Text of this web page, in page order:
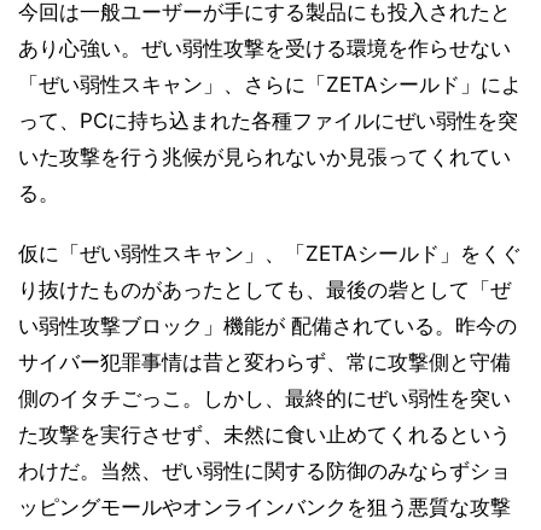
今回は一般ユーザーが手にする製品にも投入されたと
あり心強い。ぜい弱性攻撃を受ける環境を作らせない
「ぜい弱性スキャン」、さらに「ZETAシールド」によ
って、PCに持ち込まれた各種ファイルにぜい弱性を突
いた攻撃を行う兆候が見られないか見張ってくれてい
る。
仮に「ぜい弱性スキャン」、「ZETAシールド」をくぐ
り抜けたものがあったとしても、最後の砦として「ぜ
い弱性攻撃ブロック」機能が 配備されている。昨今の
サイバー犯罪事情は昔と変わらず、常に攻撃側と守備
側のイタチごっこ。しかし、最終的にぜい弱性を突い
た攻撃を実行させず、未然に食い止めてくれるという
わけだ。当然、ぜい弱性に関する防御のみならずショ
ッピングモールやオンラインバンクを狙う悪質な攻撃